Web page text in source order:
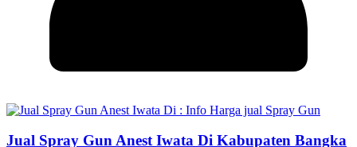
Jual Spray Gun Anest Iwata Di Kabupaten Bangka